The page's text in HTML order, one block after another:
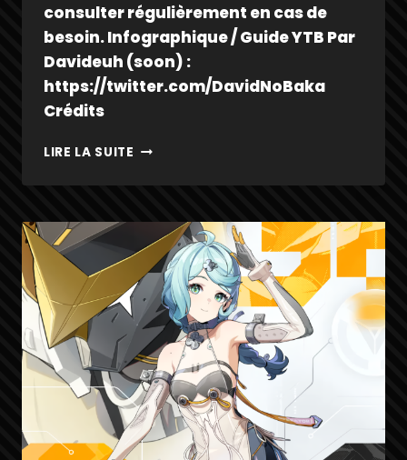
consulter régulièrement en cas de
besoin. Infographique / Guide YTB Par
Davideuh (soon) :
https://twitter.com/DavidNoBaka
Crédits
LIRE LA SUITE ORPHIE
MAGUS